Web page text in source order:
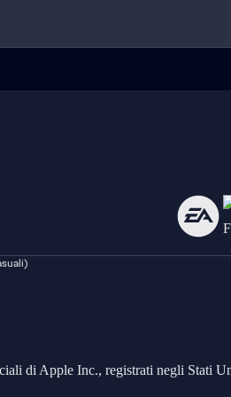
di Apple Inc., registrati negli Stati